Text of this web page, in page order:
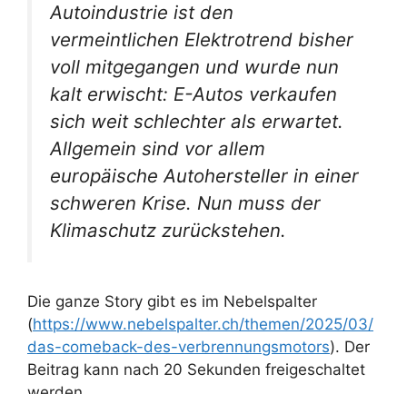
Autoindustrie ist den
vermeintlichen Elektrotrend bisher
voll mitgegangen und wurde nun
kalt erwischt: E-Autos verkaufen
sich weit schlechter als erwartet.
Allgemein sind vor allem
europäische Autohersteller in einer
schweren Krise. Nun muss der
Klimaschutz zurückstehen.
Die ganze Story gibt es im Nebelspalter
(https://www.nebelspalter.ch/themen/2025/03/
das-comeback-des-verbrennungsmotors). Der
Beitrag kann nach 20 Sekunden freigeschaltet